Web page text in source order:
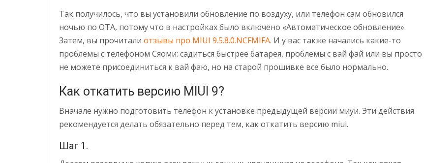
Так получилось, что вы установили обновление по воздуху, или телефон сам обновился
ночью по OTA, потому что в настройках было включено «Автоматическое обновление».
Затем, вы прочитали отзывы про MIUI 9.5.8.0.NCFMIFA. И у вас также начались какие-то
проблемы с телефоном Сяоми: садиться быстрее батарея, проблемы с вай фай или вы просто
не можете присоединиться к вай фаю, но на старой прошивке все было нормально.
Как откатить версию MIUI 9?
Вначале нужно подготовить телефон к установке предыдущей версии миуи. Эти действия
рекомендуется делать обязательно перед тем, как откатить версию miui.
Шаг 1.